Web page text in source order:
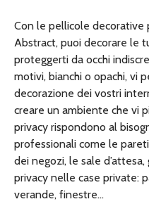
Con le pellicole decorative
Abstract, puoi decorare le
proteggerti da occhi
motivi, bianchi o opachi, vi
decorazione dei vostri
creare un ambiente che vi
privacy rispondono al
professionali come le
dei negozi, le sale
privacy nelle case private:
verande, finestre…